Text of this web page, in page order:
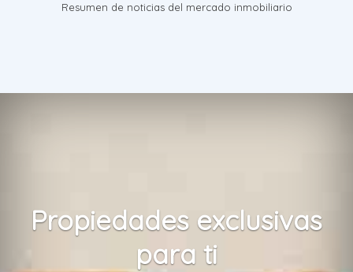
Resumen de noticias del mercado inmobiliario
Propiedades exclusivas
para ti